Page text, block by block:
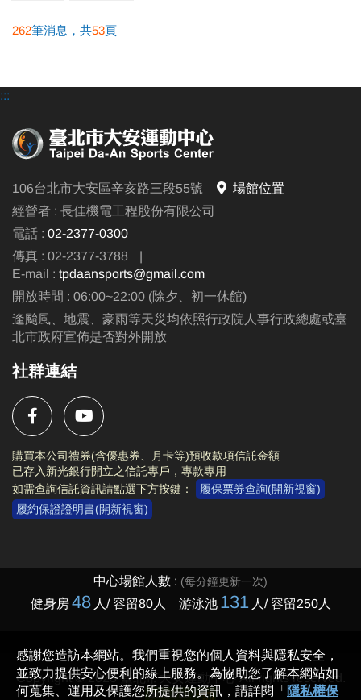
262筆消息，共53頁
:::
106台北市大安區辛亥路三段55號
場館位置
經營者 : 長佳機電工程股份有限公司
電話 : 02-2377-0300
傳真 : 02-2377-3788
|
E-mail : tpdaansports@gmail.com
開放時間 : 06:00~22:00 (除夕、初一休館)
逢颱風、地震、豪雨等天災均依照行政院人事行政總處或臺
北市政府宣佈是否對外開放
社群連結
購買本公司禮券(含優惠券、月卡等)預收款項信託金額
已存入新光銀行開立之信託專戶，專款專用
如需查詢信託資訊請點選下方按鍵：
履保票券查詢(開新視窗)
履約保證證明書(開新視窗)
Copyright © 2023 臺北市大安運動中心 All rights reserved.